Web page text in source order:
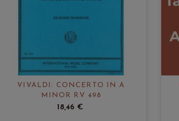
VIVALDI: CONCERTO IN A
MINOR RV 498
18,46 €